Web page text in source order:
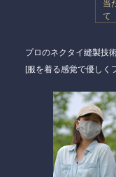
当
て
プロのネクタイ縫製技
[服を着る感覚で優しく